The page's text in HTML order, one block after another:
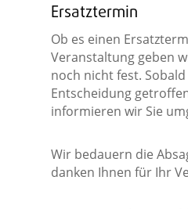
Ersatztermin
Ob es einen
Veranstaltung geben
noch nicht fest.
Entscheidung
informieren wir Sie
Wir bedauern die
danken Ihnen für Ihr